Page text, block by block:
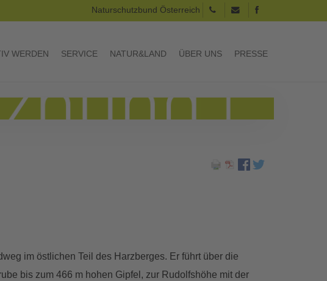
Naturschutzbund Österreich
WERDEN SERVICE NATUR&LAND ÜBER UNS PRESSE
im östlichen Teil des Harzberges. Er führt über die
bis zum 466 m hohen Gipfel, zur Rudolfshöhe mit der